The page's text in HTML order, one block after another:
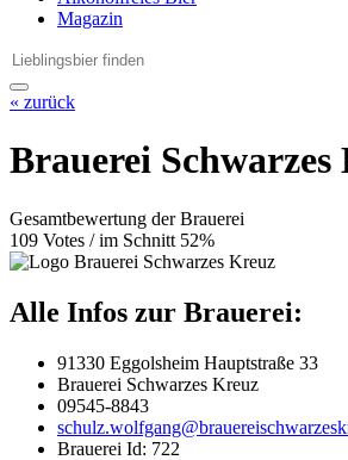
Magazin
« zurück
Brauerei Schwarzes
Gesamtbewertung der Brauerei
109 Votes / im Schnitt 52%
Alle Infos zur Brauerei:
91330 Eggolsheim Hauptstraße 33
Brauerei Schwarzes Kreuz
09545-8843
Brauerei Id: 722